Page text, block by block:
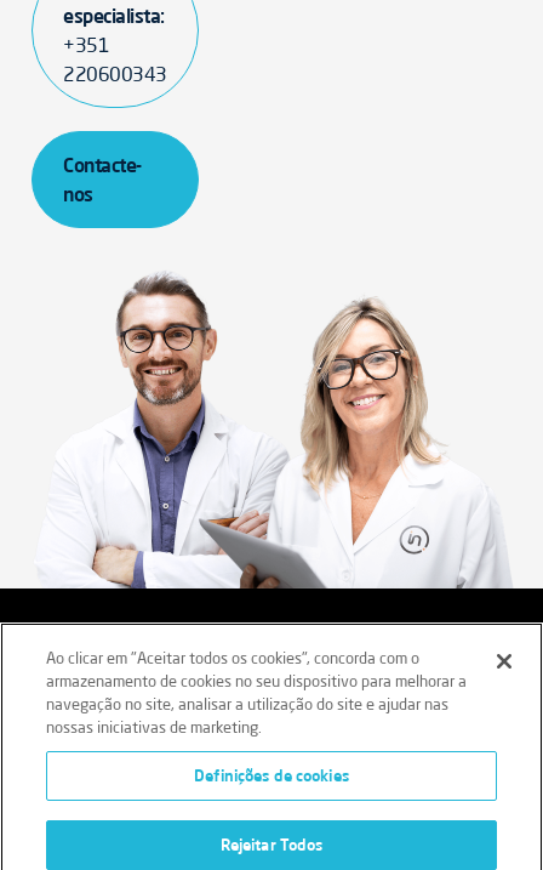
especialista:
+351
220600343
Contacte-
nos
Aviso legal
Termos e Condições
Política de Privacidade
Política de Cookies
Livro Reclamações
Regime Geral de Prevenção da Corrupção (RGPC)
Ao clicar em "Aceitar todos os cookies", concorda com o
armazenamento de cookies no seu dispositivo para melhorar a
navegação no site, analisar a utilização do site e ajudar nas
nossas iniciativas de marketing.
Definições de cookies
Rejeitar Todos